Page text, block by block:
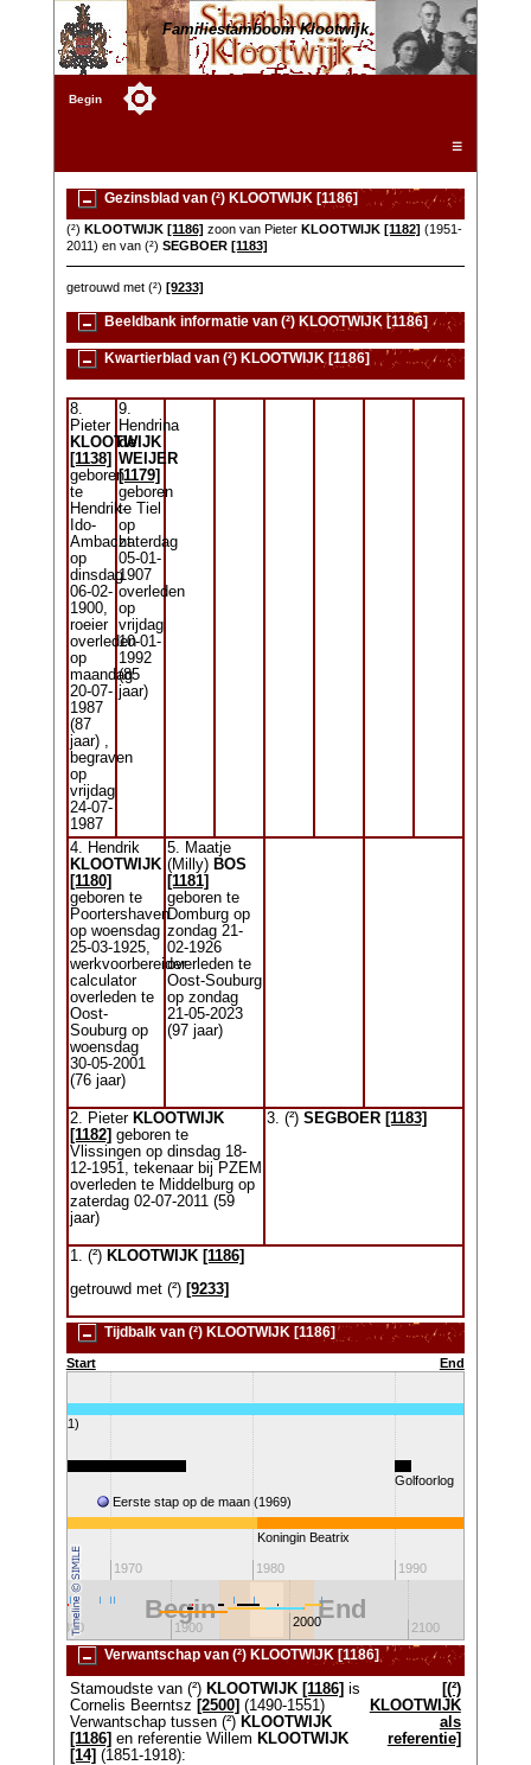
Familiestamboom Klootwijk
Begin
☰
Gezinsblad van (²) KLOOTWIJK [1186]
(²) KLOOTWIJK [1186] zoon van Pieter KLOOTWIJK [1182] (1951-
2011) en van (²) SEGBOER [1183]
getrouwd met (²) [9233]
Beeldbank informatie van (²) KLOOTWIJK [1186]
Kwartierblad van (²) KLOOTWIJK [1186]
8.
Pieter
KLOOTWIJK
[1138]
geboren
te
Hendrik-
Ido-
Ambacht
op
dinsdag
06-02-
1900,
roeier
overleden
op
maandag
20-07-
1987
(87
jaar) ,
begraven
op
vrijdag
24-07-
1987
9.
Hendrina
de
WEIJER
[1179]
geboren
te Tiel
op
zaterdag
05-01-
1907
overleden
op
vrijdag
10-01-
1992
(85
jaar)
4. Hendrik
KLOOTWIJK
[1180]
geboren te
Poortershaven
op woensdag
25-03-1925,
werkvoorbereider
calculator
overleden te
Oost-
Souburg op
woensdag
30-05-2001
(76 jaar)
5. Maatje
(Milly) BOS
[1181]
geboren te
Domburg op
zondag 21-
02-1926
overleden te
Oost-Souburg
op zondag
21-05-2023
(97 jaar)
2. Pieter KLOOTWIJK
[1182] geboren te
Vlissingen op dinsdag 18-
12-1951, tekenaar bij PZEM
overleden te Middelburg op
zaterdag 02-07-2011 (59
jaar)
3. (²) SEGBOER [1183]
1. (²) KLOOTWIJK [1186]
getrouwd met (²) [9233]
Tijdbalk van (²) KLOOTWIJK [1186]
Start End
1970 1980 1990
Golfoorlog
Koningin Beatrix
Eerste stap op de maan (1969)
(1951-2011)
1800 1900 2000 2100
Begin End
Verwantschap van (²) KLOOTWIJK [1186]
Stamoudste van (²) KLOOTWIJK [1186] is
Cornelis Beerntsz [2500] (1490-1551)
Verwantschap tussen (²) KLOOTWIJK
[1186] en referentie Willem KLOOTWIJK
[14] (1851-1918):
[(²)
KLOOTWIJK
als
referentie]